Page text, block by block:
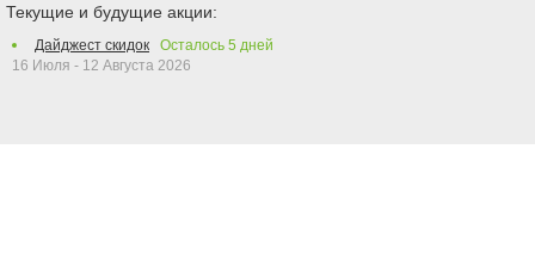
Текущие и будущие акции:
Дайджест скидок Осталось 5 дней
16 Июля - 12 Августа 2026